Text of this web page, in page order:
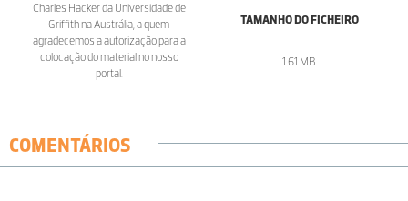
Charles Hacker da Universidade de
Griffith na Austrália, a quem
agradecemos a autorização para a
colocação do material no nosso
portal.
TAMANHO DO FICHEIRO
1.61 MB
COMENTÁRIOS